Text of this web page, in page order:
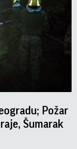
Požar
Šumarak